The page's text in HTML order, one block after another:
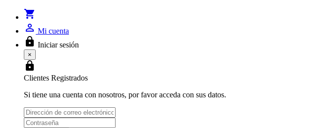
shopping_cart
person_outline Mi cuenta
lock Iniciar sesión
×
lock
Clientes Registrados
Si tiene una cuenta con nosotros, por favor acceda con sus datos.